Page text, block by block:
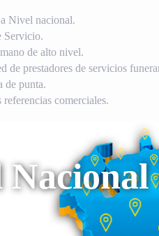
Nivel nacional.
Servicio.
de alto nivel.
de prestadores de servicios
de punta.
referencias comerciales.